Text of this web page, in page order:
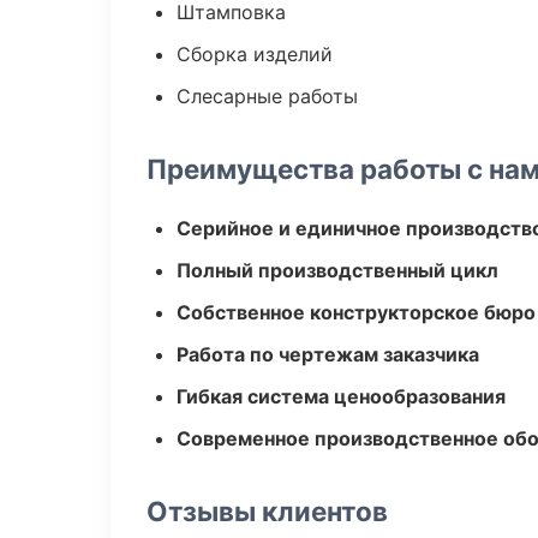
Штамповка
Сборка изделий
Слесарные работы
Преимущества работы с
Серийное и единичное
Полный производственный цикл
Собственное конструкторское бюро
Работа по чертежам заказчика
Гибкая система ценообразования
Современное производственное
Отзывы клиентов